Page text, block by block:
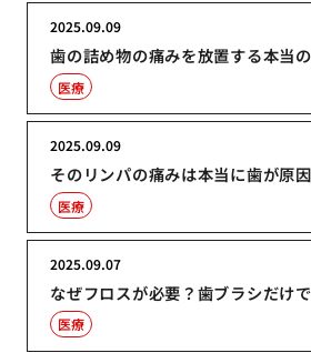
歯の詰め物の痛みを放置する本当
2025.09.09
医療
そのリンパの痛みは本当に歯が原
2025.09.09
医療
なぜフロスが必要？歯ブラシだけ
2025.09.07
医療